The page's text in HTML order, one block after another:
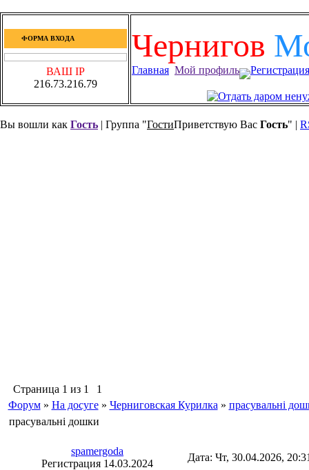
ФОРМА ВХОДА
ВАШ IP
216.73.216.79
Чернигов
Главная Мой профиль Регистрация
Вы вошли как Гость | Группа "ГостиПриветствую Вас Гость" |
Страница 1 из 1
1
Форум » На досуге » Черниговская Курилка » прасувальні
прасувальні дошки
spamergoda
Регистрация 14.03.2024
Дата: Чт, 30.04.2026,